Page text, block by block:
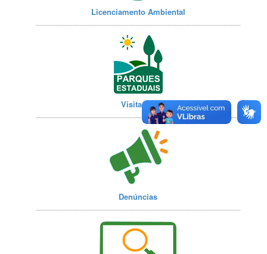
Licenciamento Ambiental
Visitação
Denúncias